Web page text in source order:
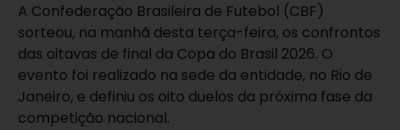
A Confederação Brasileira de Futebol (CBF)
sorteou, na manhã desta terça-feira, os confrontos
das oitavas de final da Copa do Brasil 2026. O
evento foi realizado na sede da entidade, no Rio de
Janeiro, e definiu os oito duelos da próxima fase da
competição nacional.